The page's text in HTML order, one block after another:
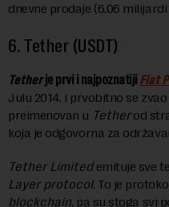
dnevne prodaje (6.06
6. Tether (USDT)
Tetherje prvi i najpoznatiji Fiat
Julu 2014. i prvobitno se zvao
preimenovan u Tetherod
koja je odgovorna za
Tether Limitedemituje sve
Layer protocol. To je
blockchain, pa su stoga svi